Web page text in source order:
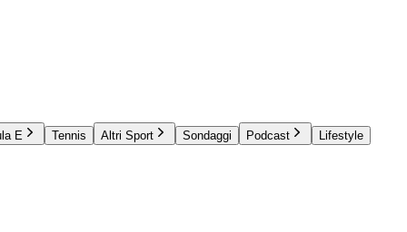
E Tennis Altri Sport Sondaggi Podcast Lifestyle